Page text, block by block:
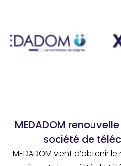
MEDADOM
société de
MEDADOM vient d’obtenir